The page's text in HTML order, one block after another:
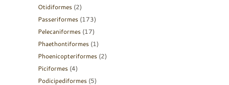
Otidiformes (2)
Passeriformes (173)
Pelecaniformes (17)
Phaethontiformes (1)
Phoenicopteriformes (2)
Piciformes (4)
Podicipediformes (5)